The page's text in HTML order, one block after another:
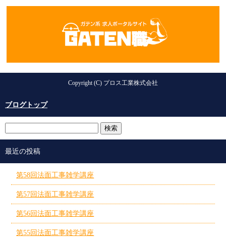
Copyright (C) プロス工業株式会社
ブログトップ
最近の投稿
第58回法面工事雑学講座
第57回法面工事雑学講座
第56回法面工事雑学講座
第55回法面工事雑学講座